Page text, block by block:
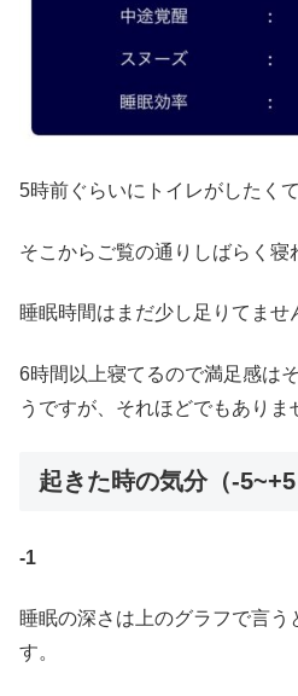
5時前ぐらいにトイレがしたく
そこからご覧の通りしばらく寝
睡眠時間はまだ少し足りてませ
6時間以上寝てるので満足感は
うですが、それほどでもありま
起きた時の気分（-5~+5
-1
睡眠の深さは上のグラフで言
す。